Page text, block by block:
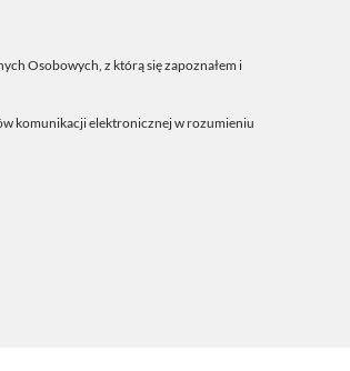
Osobowych, z którą się zapoznałem i
komunikacji elektronicznej w rozumieniu